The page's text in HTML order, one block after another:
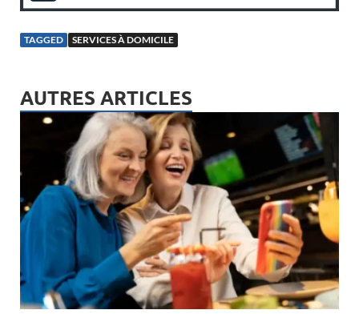
TAGGED SERVICES À DOMICILE
AUTRES ARTICLES